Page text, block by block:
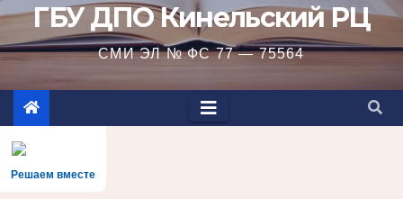
ГБУ ДПО Кинельский РЦ
СМИ ЭЛ № ФС 77 — 75564
Решаем вместе